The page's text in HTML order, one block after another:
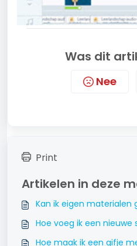
Was dit
Nee
Print
Artikelen in deze
Kan ik eigen materialen
Hoe voeg ik een nieuwe
Hoe maak ik een gifje